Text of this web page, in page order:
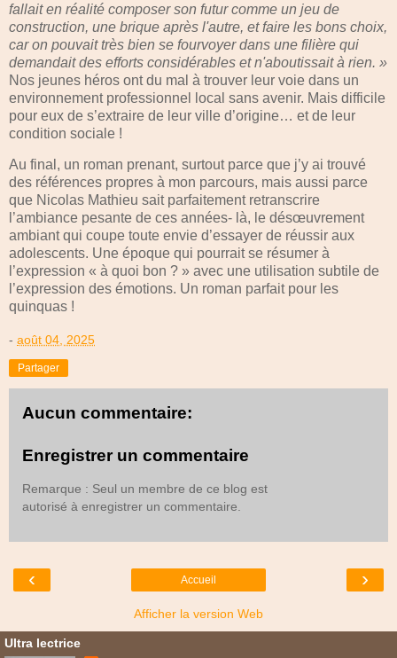
fallait en réalité composer son futur comme un jeu de
construction, une brique après l'autre, et faire les bons choix,
car on pouvait très bien se fourvoyer dans une filière qui
demandait des efforts considérables et n'aboutissait à rien. »
Nos jeunes héros ont du mal à trouver leur voie dans un
environnement professionnel local sans avenir. Mais difficile
pour eux de s’extraire de leur ville d’origine… et de leur
condition sociale !
Au final, un roman prenant, surtout parce que j’y ai trouvé
des références propres à mon parcours, mais aussi parce
que Nicolas Mathieu sait parfaitement retranscrire
l’ambiance pesante de ces années- là, le désœuvrement
ambiant qui coupe toute envie d’essayer de réussir aux
adolescents. Une époque qui pourrait se résumer à
l’expression « à quoi bon ? » avec une utilisation subtile de
l’expression des émotions. Un roman parfait pour les
quinquas !
- août 04, 2025
Partager
Aucun commentaire:
Enregistrer un commentaire
Remarque : Seul un membre de ce blog est
autorisé à enregistrer un commentaire.
‹ ›
Accueil
Afficher la version Web
Ultra lectrice